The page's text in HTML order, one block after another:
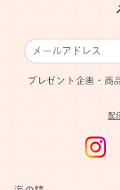
プレゼント企画・商
配